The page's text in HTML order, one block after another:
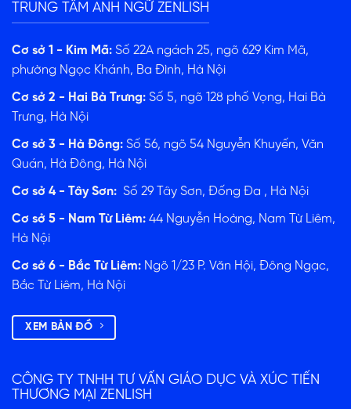
TRUNG TÂM ANH NGỮ ZENLISH
Cơ sở 1 - Kim Mã: Số 22A ngách 25, ngõ 629 Kim Mã,
phường Ngọc Khánh, Ba Đình, Hà Nội
Cơ sở 2 - Hai Bà Trưng: Số 5, ngõ 128 phố Vọng, Hai Bà
Trưng, Hà Nội
Cơ sở 3 - Hà Đông: Số 56, ngõ 54 Nguyễn Khuyến, Văn
Quán, Hà Đông, Hà Nội
Cơ sở 4 - Tây Sơn: Số 29 Tây Sơn, Đống Đa , Hà Nội
Cơ sở 5 - Nam Từ Liêm: 44 Nguyễn Hoàng, Nam Từ Liêm,
Hà Nội
Cơ sở 6 - Bắc Từ Liêm: Ngõ 1/23 P. Văn Hội, Đông Ngạc,
Bắc Từ Liêm, Hà Nội
XEM BẢN ĐỒ
CÔNG TY TNHH TƯ VẤN GIÁO DỤC VÀ XÚC TIẾN
THƯƠNG MẠI ZENLISH